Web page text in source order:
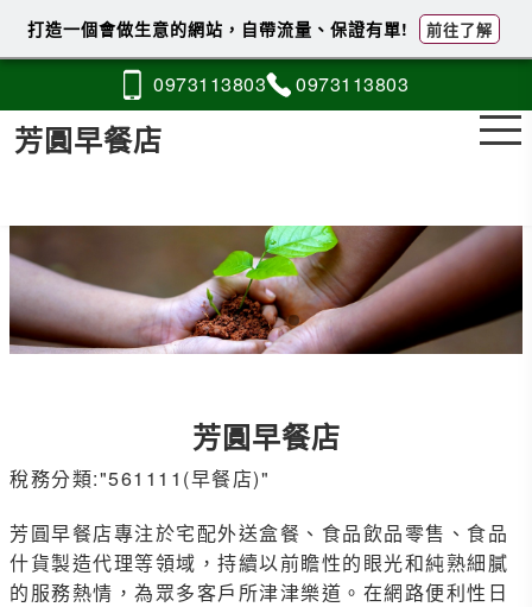
09731 13803 09731 13803
芳圓早餐店
芳圓早餐店
稅務分類:"561111(早餐店)"
芳圓早餐店專注於宅配外送盒餐、食品飲品零售、食品
什貨製造代理等領域，持續以前瞻性的眼光和純熟細膩
的服務熱情，為眾多客戶所津津樂道。在網路便利性日
打造一個會做生意的網站，自帶流量、保證有單! 前往了解